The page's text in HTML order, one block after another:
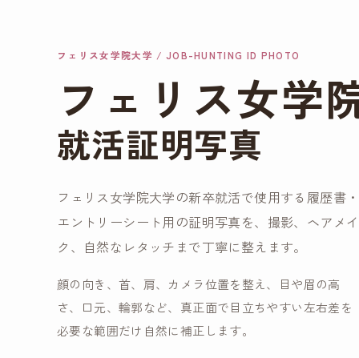
フェリス女学院大学 / JOB-HUNTING ID PHOTO
フェリス女学
就活証明写真
フェリス女学院大学の新卒就活で使用する履歴書・
エントリーシート用の証明写真を、撮影、ヘアメイ
ク、自然なレタッチまで丁寧に整えます。
顔の向き、首、肩、カメラ位置を整え、目や眉の高
さ、口元、輪郭など、真正面で目立ちやすい左右差を
必要な範囲だけ自然に補正します。